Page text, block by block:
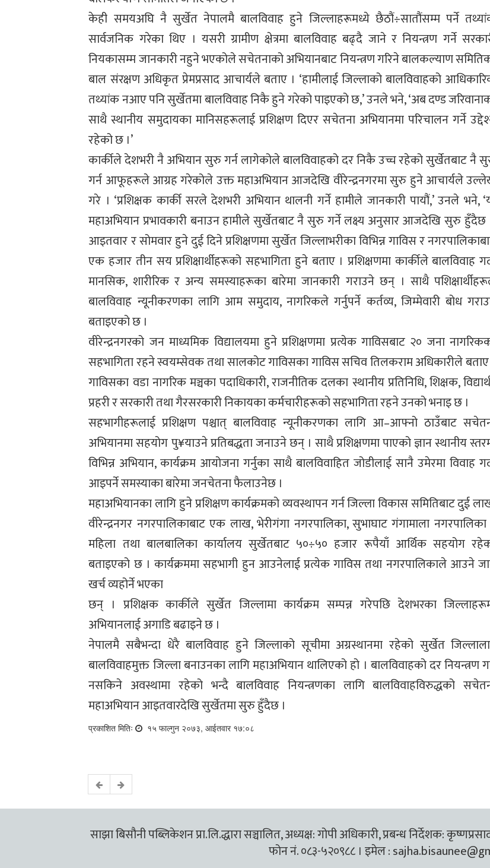
केही समयअघि नै सुर्खेत नेपालमै बालविवाह हुने जिल्लाहरूमध्ये छैठौं÷सातौंसम्म पर्ने
सार्वजनिक गरेका थिए । यसरी ग्रामीण क्षेत्रमा बालविवाह बढ्दै जाने र नियन्त्रण गर्ने
नियकासम्म जानकारी नहुने भएकोले सचेतनाको अभियानबाट नियन्त्रण गरिने बालकल्याण
बाल संरक्षण अधिकृत प्रेमप्रसाद आचार्यले बताए । ‘हामीलाई जिल्लाको बालविवाहको
तथ्यांक नआए पनि सुर्खेतमा बालविवाह निकै हुने गरेको पाइएको छ,’ उनले भने, ‘अब दण्ड
साथै स्थानीय समुदायका मानिसहरूलाई प्रशिक्षण दिएर सचेतना अभियानमा परिचालन गर्ने
रहेको छ ।’
कार्कीले देशभरी नै अभियान सुरु गर्न लागेकोले बालविवाहको दर निकै उच्च रहेको सुर्खेतबाट नै
गर्न आफूहरूले आग्रह गरेकोले उक्त महाअभियान आजदेखि वीरेन्द्रनगरमा सुरु हुने आचार्यले
गरे । ‘प्रशिक्षक कार्की सरले देशभरी अभियान थालनी गर्ने हामीले जानकारी पायौं,’ उनले भने,
महाअभियान प्रभावकारी बनाउन हामीले सुर्खेतबाट नै सुरु गर्ने लक्ष्य अनुसार आजदेखि सुरु हुँदैछ
आइतवार र सोमवार हुने दुई दिने प्रशिक्षणमा सुर्खेत जिल्लाभरीका विभिन्न गाविस र
एक हजार तीन सय प्रशिक्षार्थीहरूको सहभागिता हुने बताए । प्रशिक्षणमा कार्कीले बालविवाह
मानसिक, शारीरिक र अन्य समस्याहरूका बारेमा जानकारी गराउने छन् । साथै
बालविवाह न्यूनीकरणका लागि आम समुदाय, नागरिकले गर्नुपर्ने कर्तव्य, जिम्मेवारी बोध
बताइएको छ ।
वीरेन्द्रनगरको जन माध्यमिक विद्यालयमा हुने प्रशिक्षणमा प्रत्येक गाविसबाट २० जना
सहभागिता रहने स्वयम्सेवक तथा सालकोट गाविसका गाविस सचिव तिलकराम अधिकारीले बताए
गाविसका वडा नागरिक मञ्चका पदाधिकारी, राजनीतिक दलका स्थानीय प्रतिनिधि, शिक्षक,
प्रहरी र सरकारी तथा गैरसरकारी निकायका कर्मचारीहरूको सहभागिता रहने उनको भनाइ छ ।
सहभागीहरूलाई प्रशिक्षण पश्चात् बालविवाह न्यूनीकरणका लागि आ–आफ्नो ठाउँबाट
अभियानमा सहयोग पु¥याउने प्रतिबद्धता जनाउने छन् । साथै प्रशिक्षणमा पाएको ज्ञान स्थानीय
विभिन्न अभियान, कार्यक्रम आयोजना गर्नुका साथै बालविवाहित जोडीलाई सानै उमेरमा विवाह
आइपर्ने समस्याका बारेमा जनचेतना फैलाउनेछ ।
महाअभियानका लागि हुने प्रशिक्षण कार्यक्रमको व्यवस्थापन गर्न जिल्ला विकास समितिबाट दुई
वीरेन्द्रनगर नगरपालिकाबाट एक लाख, भेरीगंगा नगरपालिका, सुभाघाट गंगामाला
महिला तथा बालबालिका कार्यालय सुर्खेतबाट ५०÷५० हजार रूपैयाँ आर्थिक सहयोग
बताइएको छ । कार्यक्रममा सहभागी हुन आउनेलाई प्रत्येक गाविस तथा नगरपालिकाले आउने
खर्च व्यहोर्ने भएका
छन् । प्रशिक्षक कार्कीले सुर्खेत जिल्लामा कार्यक्रम सम्पन्न गरेपछि देशभरका
अभियानलाई अगाडि बढाइने छ ।
नेपालमै सबैभन्दा धेरै बालविवाह हुने जिल्लाको सूचीमा अग्रस्थानमा रहेको सुर्खेत
बालविवाहमुक्त जिल्ला बनाउनका लागि महाअभियान थालिएको हो । बालविवाहको दर नियन्त्रण
नसकिने अवस्थामा रहेको भन्दै बालविवाह नियन्त्रणका लागि बालविवाहविरुद्धको
महाअभियान आइतवारदेखि सुर्खेतमा सुरु हुँदैछ ।
प्रकाशित मितिः १५ फाल्गुन २०७३, आईतवार १७:०८
साझा बिसौनी पब्लिकेशन प्रा.लि.द्धारा सञ्चालित, अध्यक्ष: गोपी अधिकारी, प्रबन्ध निर्देशक:
फोन नं. ०८३-५२०९८८ । इमेल :